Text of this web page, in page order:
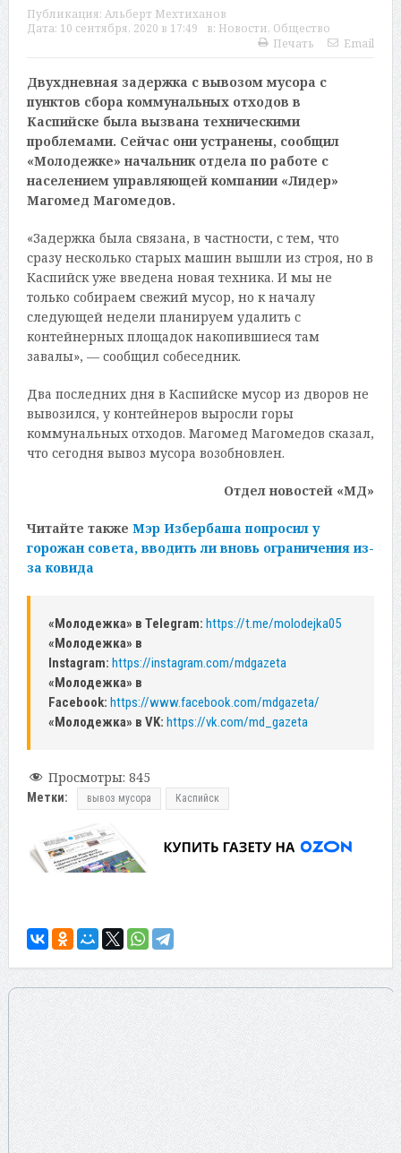
Публикация: Альберт Мехтиханов
Дата: 10 сентября, 2020 в 17:49 в: Новости, Общество
Печать
Email
Двухдневная задержка с вывозом мусора с
пунктов сбора коммунальных отходов в
Каспийске была вызвана техническими
проблемами. Сейчас они устранены, сообщил
«Молодежке» начальник отдела по работе с
населением управляющей компании «Лидер»
Магомед Магомедов.
«Задержка была связана, в частности, с тем, что
сразу несколько старых машин вышли из строя, но в
Каспийск уже введена новая техника. И мы не
только собираем свежий мусор, но к началу
следующей недели планируем удалить с
контейнерных площадок накопившиеся там
завалы», — сообщил собеседник.
Два последних дня в Каспийске мусор из дворов не
вывозился, у контейнеров выросли горы
коммунальных отходов. Магомед Магомедов сказал,
что сегодня вывоз мусора возобновлен.
Отдел новостей «МД»
Читайте также Мэр Избербаша попросил у
горожан совета, вводить ли вновь ограничения из-
за ковида
«Молодежка» в Telegram: https://t.me/molodejka05
«Молодежка» в
Instagram: https://instagram.com/mdgazeta
«Молодежка» в
Facebook: https://www.facebook.com/mdgazeta/
«Молодежка» в VK: https://vk.com/md_gazeta
Просмотры: 845
Метки: вывоз мусора Каспийск